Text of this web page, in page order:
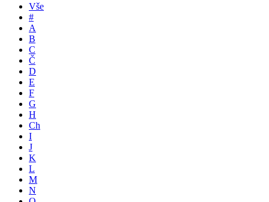
Vše
#
A
B
C
Č
D
E
F
G
H
Ch
I
J
K
L
M
N